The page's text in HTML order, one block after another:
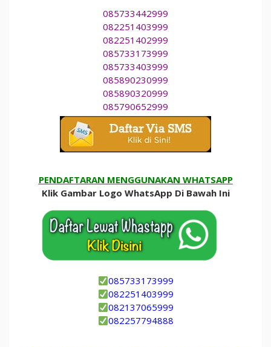
085733442999
082251403999
082251402999
085733173999
085733403999
085890230999
085890320999
085790652999
PENDAFTARAN MENGGUNAKAN WHATSAPP
Klik Gambar Logo WhatsApp Di Bawah Ini
085733173999
082251403999
082137065999
082257794888